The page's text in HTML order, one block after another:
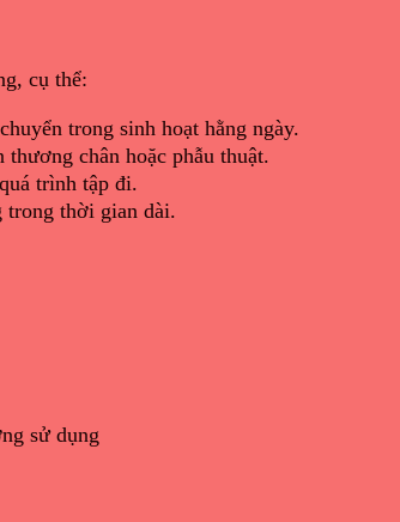
cụ thể:
trong sinh hoạt hằng ngày.
chân hoặc phẫu thuật.
trình tập đi.
trong thời gian dài.
sử dụng